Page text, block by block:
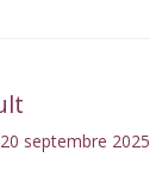
septembre 2025